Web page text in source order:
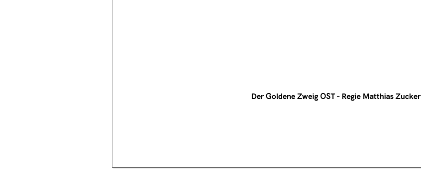
Der Goldene Zweig OST - Regie Matthias Zucker